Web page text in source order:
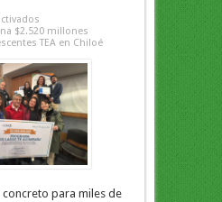
$2.520 millones
TEA en Chiloé
concreto para miles de